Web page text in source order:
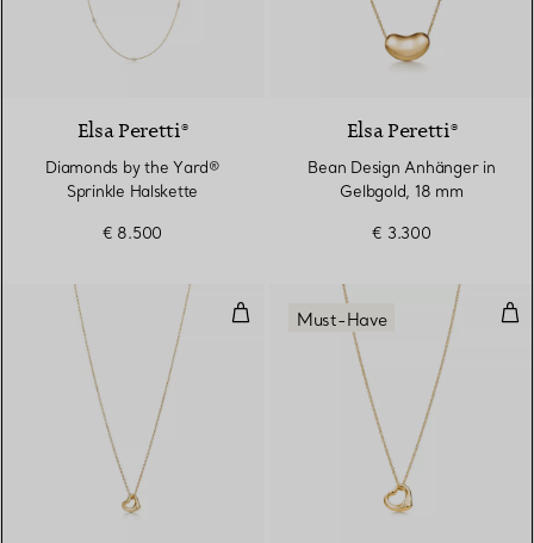
3 Materialien
Elsa Peretti®
Diamonds by the Yard®
Sprinkle Halskette
€ 8.500
Elsa Peretti®
Bean Design Anhänger in
Gelbgold, 18 mm
€ 3.300
Open Heart Anhänger in
2 Materialien
Must-Have